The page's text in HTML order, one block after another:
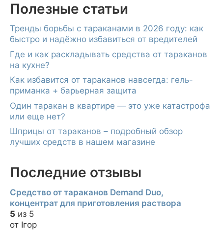
Полезные статьи
Тренды борьбы с тараканами в 2026 году: как
быстро и надёжно избавиться от вредителей
Где и как раскладывать средства от тараканов
на кухне?
Как избавится от тараканов навсегда: гель-
приманка + барьерная защита
Один таракан в квартире — это уже катастрофа
или еще нет?
Шприцы от тараканов – подробный обзор
лучших средств в нашем магазине
Последние отзывы
Средство от тараканов Demand Duo,
концентрат для приготовления раствора
5 из 5
от Ігор